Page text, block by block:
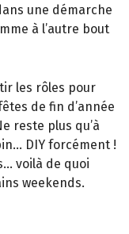
une démarche
à l’autre bout
les rôles pour
de fin d’année
reste plus qu’à
DIY forcément !
voilà de quoi
weekends.